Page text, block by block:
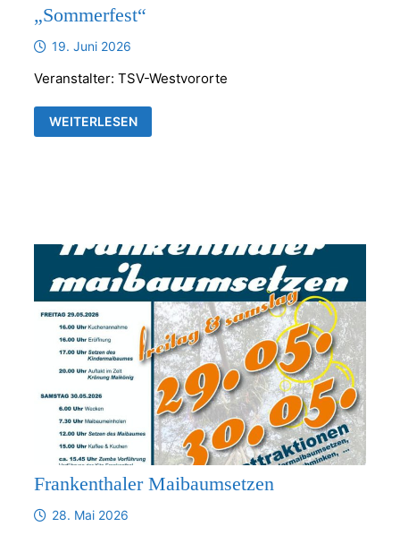
„Sommerfest“
19. Juni 2026
Veranstalter: TSV-Westvororte
SCHEUBENGROBSDORF:
TSV-
WEITERLESEN
Frankenthaler Maibaumsetzen
28. Mai 2026